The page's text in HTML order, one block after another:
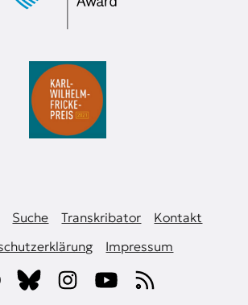
Suche Transkribator
Kontakt
Impressum